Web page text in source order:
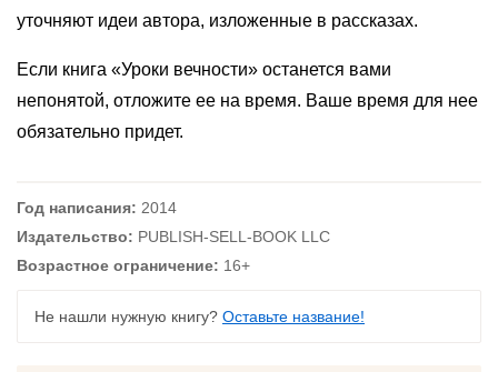
уточняют идеи автора, изложенные в рассказах.
Если книга «Уроки вечности» останется вами
непонятой, отложите ее на время. Ваше время для нее
обязательно придет.
Год написания: 2014
Издательство: PUBLISH-SELL-BOOK LLC
Возрастное ограничение: 16+
Не нашли нужную книгу? Оставьте название!